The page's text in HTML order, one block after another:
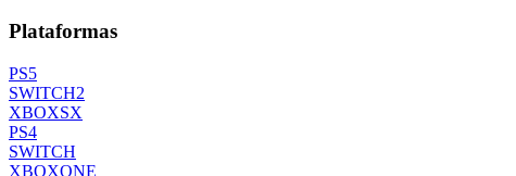
Plataformas
PS5
SWITCH2
XBOXSX
PS4
SWITCH
XBOXONE